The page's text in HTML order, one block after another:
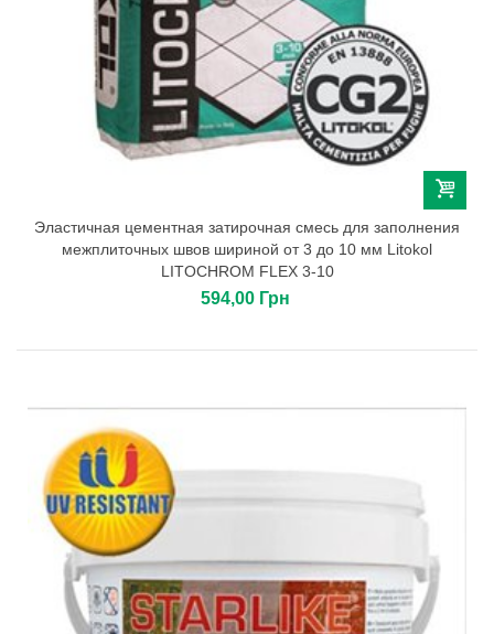
Эластичная цементная затирочная смесь для заполнения
межплиточных швов шириной от 3 до 10 мм Litokol
LITOCHROM FLEX 3-10
594,00 Грн